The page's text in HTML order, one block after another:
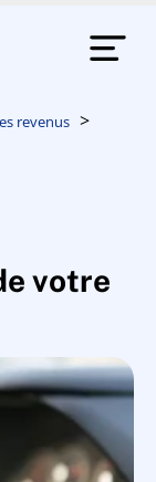
revenus
votre